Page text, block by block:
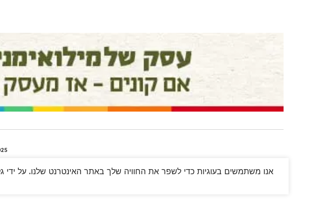
אנו משתמשים בעוגיות כדי לשפר את החוויה שלך באתר האינטרנט שלנו. על